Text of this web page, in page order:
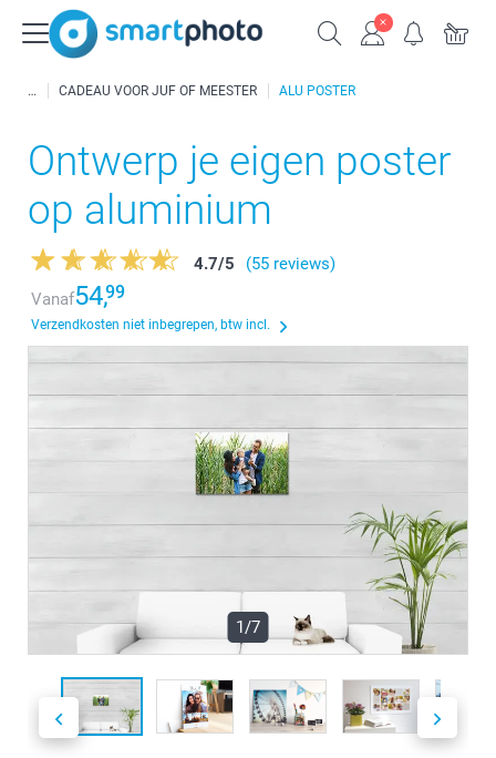
CADEAU VOOR JUF OF MEESTER ALU POSTER
Ontwerp je eigen poster
op aluminium
4.7/5
(55 reviews)
Vanaf54,99
Verzendkosten niet inbegrepen, btw incl.
1/7